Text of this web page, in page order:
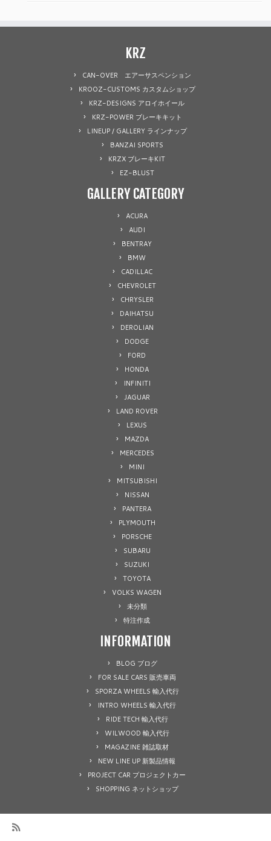
KRZ
CAN-OVER エアーサスペンション
KROOZ-CUSTOMS カスタムショップ
KRZ-DESIGNS アロイホイール
KRZ-POWER ブレーキキット
LINEUP / GALLERY ラインナップ
BANZAI SPORTS
KRZX ブレーキKIT
EZ-BLUST
GALLERY CATEGORY
ACURA
AUDI
BENTRAY
BMW
CADILLAC
CHEVROLET
CHRYSLER
DAIHATSU
DEROLIAN
DODGE
FORD
HONDA
INFINITI
JAGUAR
LAND ROVER
LEXUS
MAZDA
MERCEDES
MINI
MITSUBISHI
NISSAN
PANTERA
PLYMOUTH
PORSCHE
SUBARU
SUZUKI
TOYOTA
VOLKS WAGEN
未分類
特注作成
INFORMATION
BLOG ブログ
FOR SALE CARS 販売車両
SPORZA WHEELS 輸入代行
INTRO WHEELS 輸入代行
RIDE TECH 輸入代行
WILWOOD 輸入代行
MAGAZINE 雑誌取材
NEW LINE UP 新製品情報
PROJECT CAR プロジェクトカー
SHOPPING ネットショップ